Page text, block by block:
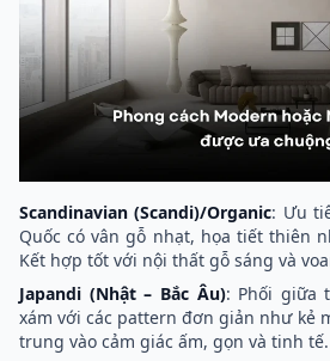
Scandinavian (Scandi)/Organic: Ưu
Quốc có vân gỗ nhạt, họa tiết thiên
Kết hợp tốt với nội thất gỗ sáng và
Japandi (Nhật – Bắc Âu): Phối giữa
xám với các pattern đơn giản như kẻ
trung vào cảm giác ấm, gọn và tinh tế.